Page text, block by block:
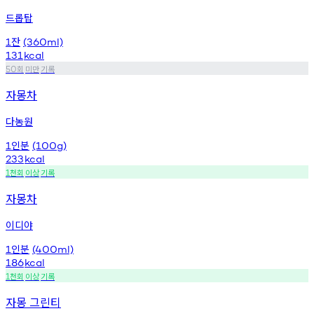
드롭탑
1잔 (360ml)
131 kcal
50회 미만기록
자몽차
다농원
1 인분 (100g)
233kcal
1천회 이상기록
자몽차
이디야
1 인분 (400ml)
186kcal
1천회 이상기록
자몽 그린티